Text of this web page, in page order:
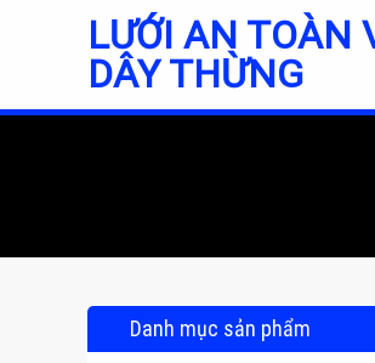
LƯỚI AN TOÀN
DÂY THỪNG
Danh mục sản phẩm